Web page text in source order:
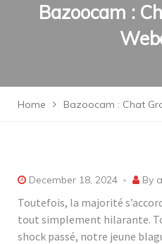
Bazoocam :
Home Bazoocam : Chat
December 18, 2024 By
Toutefois, la majorité
tout simplement hilarante.
shock passé, notre jeune